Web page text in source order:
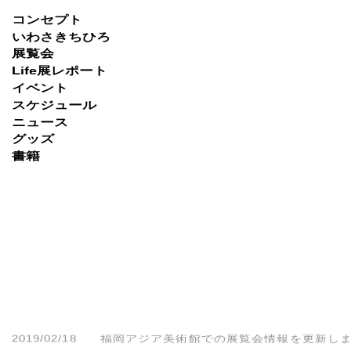
to
content
コンセプト
いわさきちひろ
展覧会
Life展レポート
イベント
スケジュール
ニュース
グッズ
書籍